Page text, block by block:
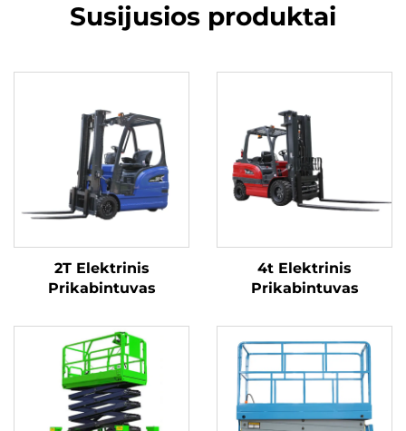
Susijusios produktai
2T Elektrinis
Prikabintuvas
4t Elektrinis
Prikabintuvas